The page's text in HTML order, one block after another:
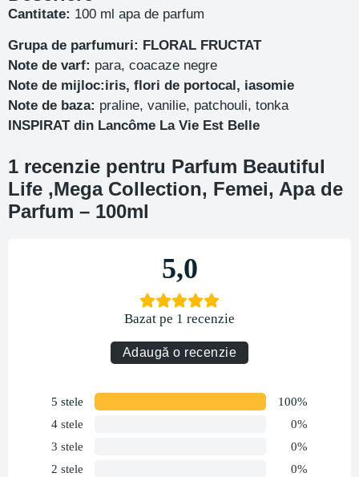
Cantitate: 100 ml apa de parfum
Grupa de parfumuri: FLORAL FRUCTAT
Note de varf: para, coacaze negre
Note de mijloc:iris, flori de portocal, iasomie
Note de baza: praline, vanilie, patchouli, tonka
INSPIRAT din Lancôme La Vie Est Belle
1 recenzie pentru Parfum Beautiful
Life ,Mega Collection, Femei, Apa de
Parfum – 100ml
5,0
Bazat pe 1 recenzie
Adaugă o recenzie
5 stele
100%
4 stele
0%
3 stele
0%
2 stele
0%